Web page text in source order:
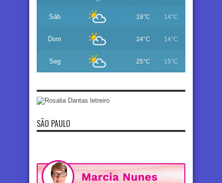
Sáb 19°C 14°C
Dom 24°C 14°C
Seg 25°C 15°C
SÃO PAULO